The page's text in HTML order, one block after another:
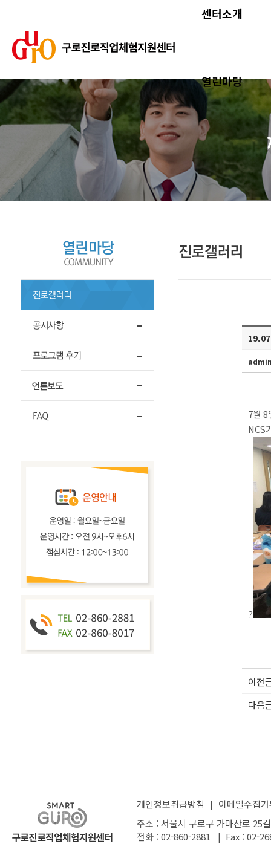
센터소개
열린마당
7월 8
NCS
?
이전
다음
개인정보취급방침 | 이메일수집
주소 : 서울시 구로구 가마산로 25
전화 : 02-860-2881 | Fax : 02-